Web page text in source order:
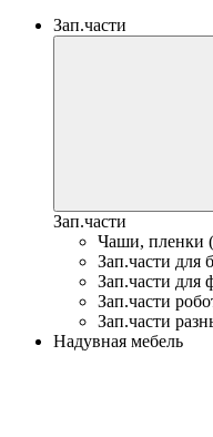
Зап.части
Зап.части
Чаши, пленки
Зап.части для
Зап.части для
Зап.части
Зап.части
Надувная мебель